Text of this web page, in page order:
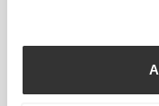
Legginsy 7/8 z